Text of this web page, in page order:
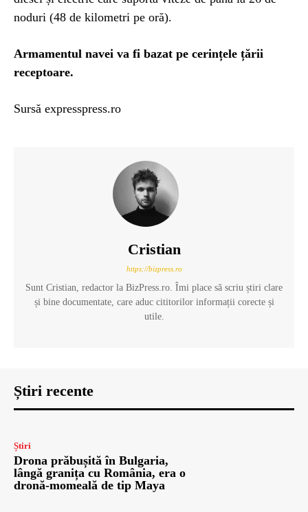
noduri (48 de kilometri pe oră).
Armamentul navei va fi bazat pe cerințele țării
receptoare.
Sursă expresspress.ro
Cristian
https://bizpress.ro
Sunt Cristian, redactor la BizPress.ro. Îmi place să scriu știri clare
și bine documentate, care aduc cititorilor informații corecte și
utile.
Știri recente
Știri
Drona prăbușită în Bulgaria,
lângă granița cu România, era o
dronă-momeală de tip Maya